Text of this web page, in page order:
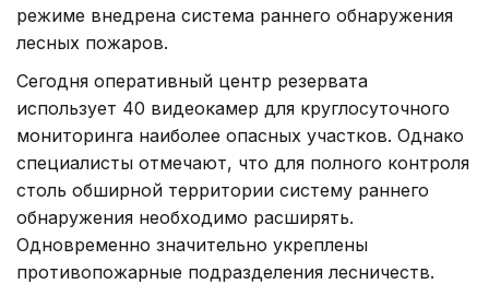
режиме внедрена система раннего обнаружения
лесных пожаров.
Сегодня оперативный центр резервата
использует 40 видеокамер для круглосуточного
мониторинга наиболее опасных участков. Однако
специалисты отмечают, что для полного контроля
столь обширной территории систему раннего
обнаружения необходимо расширять.
Одновременно значительно укреплены
противопожарные подразделения лесничеств.